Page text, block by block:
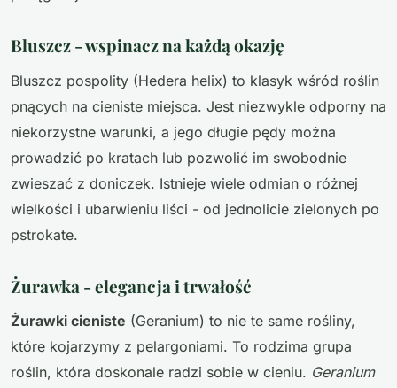
Bluszcz - wspinacz na każdą okazję
Bluszcz pospolity (Hedera helix) to klasyk wśród roślin
pnących na cieniste miejsca. Jest niezwykle odporny na
niekorzystne warunki, a jego długie pędy można
prowadzić po kratach lub pozwolić im swobodnie
zwieszać z doniczek. Istnieje wiele odmian o różnej
wielkości i ubarwieniu liści - od jednolicie zielonych po
pstrokate.
Żurawka - elegancja i trwałość
Żurawki cieniste (Geranium) to nie te same rośliny,
które kojarzymy z pelargoniami. To rodzima grupa
roślin, która doskonale radzi sobie w cieniu. Geranium